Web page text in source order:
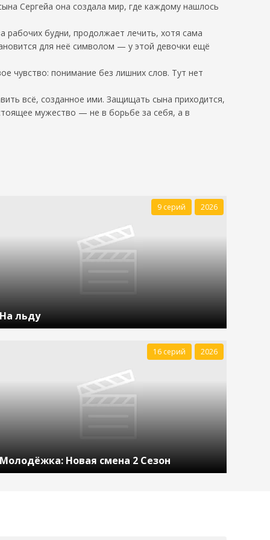
Сергейа она создала мир, где каждому нашлось
рабочих будни, продолжает лечить, хотя сама
для неё символом — у этой девочки ещё
чувство: понимание без лишних слов. Тут нет
всё, созданное ими. Защищать сына приходится,
мужество — не в борьбе за себя, а в
На льду
9 серий 2026
Молодёжка: Новая смена 2 Сезон
16 серий 2026